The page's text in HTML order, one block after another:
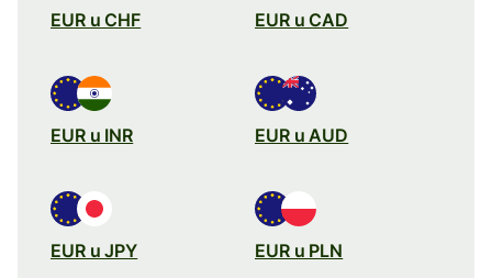
EUR u CHF EUR u CAD
EUR u INR EUR u AUD
EUR u JPY EUR u PLN